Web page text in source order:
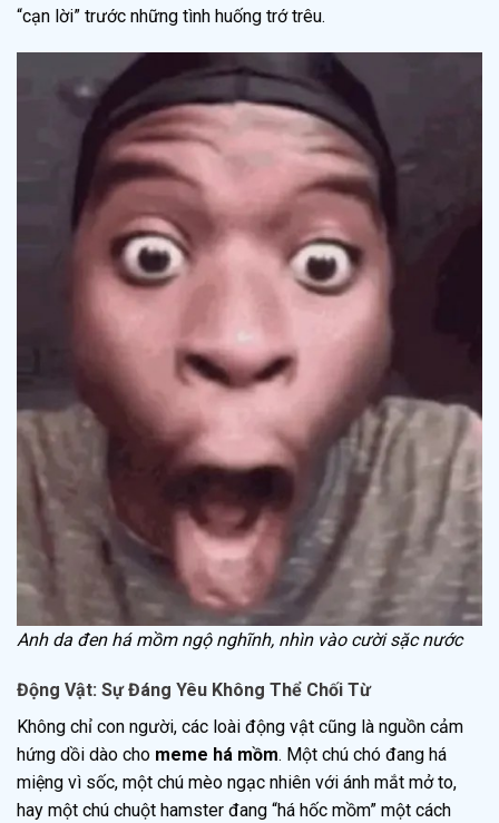
“cạn lời” trước những tình huống trớ trêu.
Anh da đen há mồm ngộ nghĩnh, nhìn vào cười sặc nước
Động Vật: Sự Đáng Yêu Không Thể Chối Từ
Không chỉ con người, các loài động vật cũng là nguồn cảm
hứng dồi dào cho meme há mồm. Một chú chó đang há
miệng vì sốc, một chú mèo ngạc nhiên với ánh mắt mở to,
hay một chú chuột hamster đang “há hốc mồm” một cách